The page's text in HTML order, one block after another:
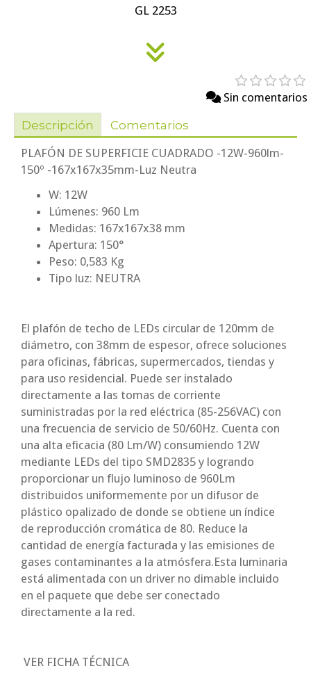
GL 2253
Sin comentarios
Descripción
Comentarios
PLAFÓN DE SUPERFICIE CUADRADO -12W-960lm-
150º -167x167x35mm-Luz Neutra
W: 12W
Lúmenes: 960 Lm
Medidas: 167x167x38 mm
Apertura: 150°
Peso: 0,583 Kg
Tipo luz: NEUTRA
El plafón de techo de LEDs circular de 120mm de
diámetro, con 38mm de espesor, ofrece soluciones
para oficinas, fábricas, supermercados, tiendas y
para uso residencial. Puede ser instalado
directamente a las tomas de corriente
suministradas por la red eléctrica (85-256VAC) con
una frecuencia de servicio de 50/60Hz. Cuenta con
una alta eficacia (80 Lm/W) consumiendo 12W
mediante LEDs del tipo SMD2835 y logrando
proporcionar un flujo luminoso de 960Lm
distribuidos uniformemente por un difusor de
plástico opalizado de donde se obtiene un índice
de reproducción cromática de 80. Reduce la
cantidad de energía facturada y las emisiones de
gases contaminantes a la atmósfera.Esta luminaria
está alimentada con un driver no dimable incluido
en el paquete que debe ser conectado
directamente a la red.
VER FICHA TÉCNICA